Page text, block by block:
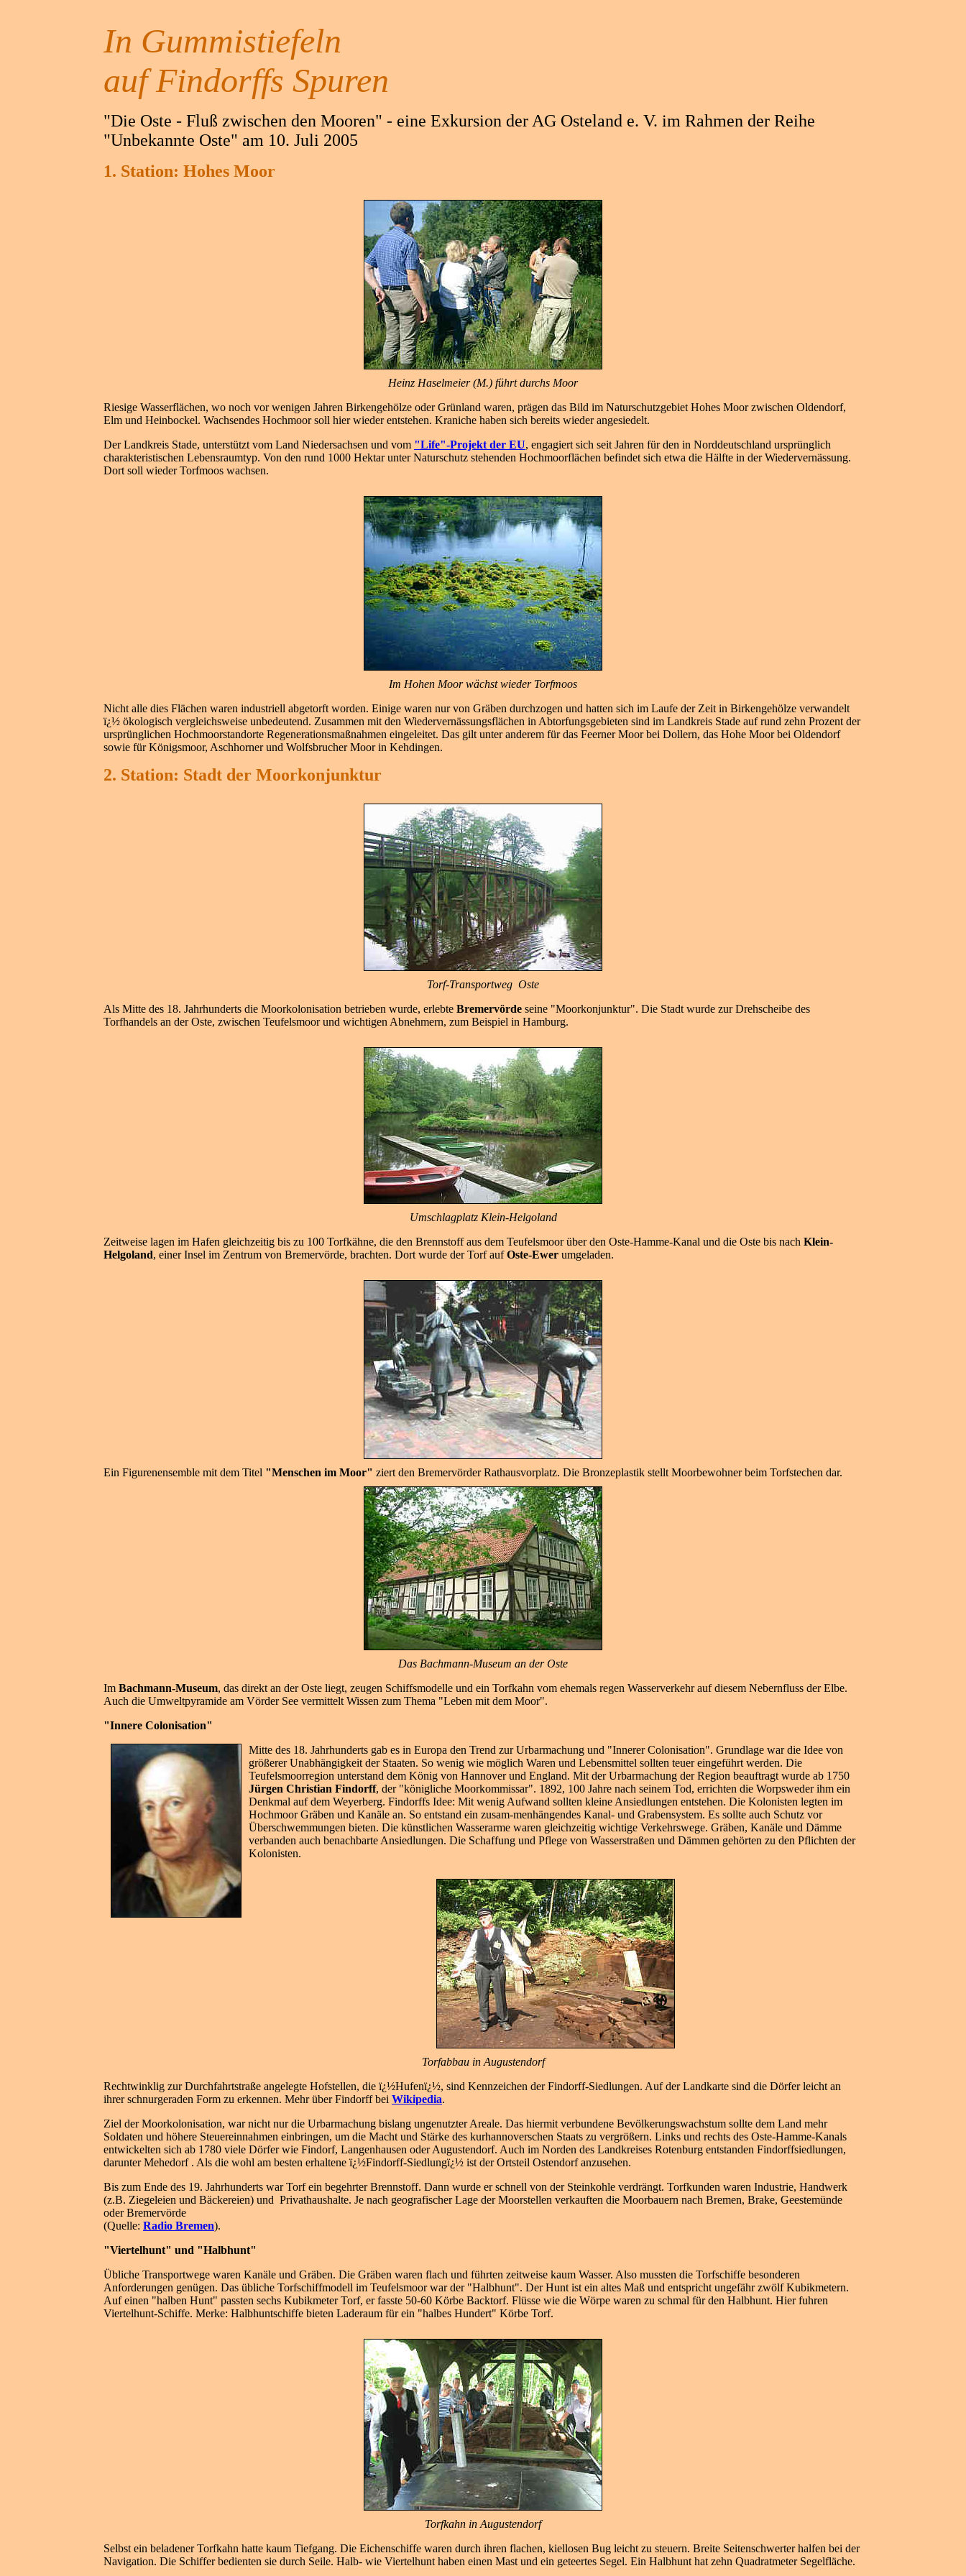
In Gummistiefeln
auf Findorffs Spuren
"Die Oste - Fluß zwischen den Mooren" - eine Exkursion der AG Osteland e. V. im Rahmen der Reihe
"Unbekannte Oste" am 10. Juli 2005
1. Station: Hohes Moor
Heinz Haselmeier (M.) führt durchs Moor
Riesige Wasserflächen, wo noch vor wenigen Jahren Birkengehölze oder Grünland waren, prägen das Bild im Naturschutzgebiet Hohes Moor zwischen Oldendorf,
Elm und Heinbockel. Wachsendes Hochmoor soll hier wieder entstehen. Kraniche haben sich bereits wieder angesiedelt.
Der Landkreis Stade, unterstützt vom Land Niedersachsen und vom "Life"-Projekt der EU, engagiert sich seit Jahren für den in Norddeutschland ursprünglich
charakteristischen Lebensraumtyp. Von den rund 1000 Hektar unter Naturschutz stehenden Hochmoorflächen befindet sich etwa die Hälfte in der Wiedervernässung.
Dort soll wieder Torfmoos wachsen.
Im Hohen Moor wächst wieder Torfmoos
Nicht alle dies Flächen waren industriell abgetorft worden. Einige waren nur von Gräben durchzogen und hatten sich im Laufe der Zeit in Birkengehölze verwandelt
ï¿½ ökologisch vergleichsweise unbedeutend. Zusammen mit den Wiedervernässungsflächen in Abtorfungsgebieten sind im Landkreis Stade auf rund zehn Prozent der
ursprünglichen Hochmoorstandorte Regenerationsmaßnahmen eingeleitet. Das gilt unter anderem für das Feerner Moor bei Dollern, das Hohe Moor bei Oldendorf
sowie für Königsmoor, Aschhorner und Wolfsbrucher Moor in Kehdingen.
2. Station: Stadt der Moorkonjunktur
Torf-Transportweg Oste
Als Mitte des 18. Jahrhunderts die Moorkolonisation betrieben wurde, erlebte Bremervörde seine "Moorkonjunktur". Die Stadt wurde zur Drehscheibe des
Torfhandels an der Oste, zwischen Teufelsmoor und wichtigen Abnehmern, zum Beispiel in Hamburg.
Umschlagplatz Klein-Helgoland
Zeitweise lagen im Hafen gleichzeitig bis zu 100 Torfkähne, die den Brennstoff aus dem Teufelsmoor über den Oste-Hamme-Kanal und die Oste bis nach Klein-
Helgoland, einer Insel im Zentrum von Bremervörde, brachten. Dort wurde der Torf aufOste-Ewer umgeladen.
Ein Figurenensemble mit dem Titel "Menschen im Moor" ziert den Bremervörder Rathausvorplatz. Die Bronzeplastik stellt Moorbewohner beim Torfstechen dar.
Das Bachmann-Museum an der Oste
Im Bachmann-Museum, das direkt an der Oste liegt, zeugen Schiffsmodelle und ein Torfkahn vom ehemals regen Wasserverkehr auf diesem Nebernfluss der Elbe.
Auch die Umweltpyramide am Vörder See vermittelt Wissen zum Thema "Leben mit dem Moor".
"Innere Colonisation"
Mitte des 18. Jahrhunderts gab es in Europa den Trend zur Urbarmachung und "Innerer Colonisation". Grundlage war die Idee von
größerer Unabhängigkeit der Staaten. So wenig wie möglich Waren und Lebensmittel sollten teuer eingeführt werden. Die
Teufelsmoorregion unterstand dem König von Hannover und England. Mit der Urbarmachung der Region beauftragt wurde ab 1750
Jürgen Christian Findorff, der "königliche Moorkommissar". 1892, 100 Jahre nach seinem Tod, errichten die Worpsweder ihm ein
Denkmal auf dem Weyerberg. Findorffs Idee: Mit wenig Aufwand sollten kleine Ansiedlungen entstehen. Die Kolonisten legten im
Hochmoor Gräben und Kanäle an. So entstand ein zusam-menhängendes Kanal- und Grabensystem. Es sollte auch Schutz vor
Überschwemmungen bieten. Die künstlichen Wasserarme waren gleichzeitig wichtige Verkehrswege. Gräben, Kanäle und Dämme
verbanden auch benachbarte Ansiedlungen. Die Schaffung und Pflege von Wasserstraßen und Dämmen gehörten zu den Pflichten der
Kolonisten.
Torfabbau in Augustendorf
Rechtwinklig zur Durchfahrtstraße angelegte Hofstellen, die ï¿½Hufenï¿½, sind Kennzeichen der Findorff-Siedlungen. Auf der Landkarte sind die Dörfer leicht an
ihrer schnurgeraden Form zu erkennen. Mehr über Findorff bei Wikipedia.
Ziel der Moorkolonisation, war nicht nur die Urbarmachung bislang ungenutzter Areale. Das hiermit verbundene Bevölkerungswachstum sollte dem Land mehr
Soldaten und höhere Steuereinnahmen einbringen, um die Macht und Stärke des kurhannoverschen Staats zu vergrößern. Links und rechts des Oste-Hamme-Kanals
entwickelten sich ab 1780 viele Dörfer wie Findorf, Langenhausen oder Augustendorf. Auch im Norden des Landkreises Rotenburg entstanden Findorffsiedlungen,
darunter Mehedorf . Als die wohl am besten erhaltene ï¿½Findorff-Siedlungï¿½ ist der Ortsteil Ostendorf anzusehen.
Bis zum Ende des 19. Jahrhunderts war Torf ein begehrter Brennstoff. Dann wurde er schnell von der Steinkohle verdrängt. Torfkunden waren Industrie, Handwerk
(z.B. Ziegeleien und Bäckereien) und Privathaushalte. Je nach geografischer Lage der Moorstellen verkauften die Moorbauern nach Bremen, Brake, Geestemünde
oder Bremervörde
(Quelle: Radio Bremen).
"Viertelhunt" und "Halbhunt"
Übliche Transportwege waren Kanäle und Gräben. Die Gräben waren flach und führten zeitweise kaum Wasser. Also mussten die Torfschiffe besonderen
Anforderungen genügen. Das übliche Torfschiffmodell im Teufelsmoor war der "Halbhunt". Der Hunt ist ein altes Maß und entspricht ungefähr zwölf Kubikmetern.
Auf einen "halben Hunt" passten sechs Kubikmeter Torf, er fasste 50-60 Körbe Backtorf. Flüsse wie die Wörpe waren zu schmal für den Halbhunt. Hier fuhren
Viertelhunt-Schiffe. Merke: Halbhuntschiffe bieten Laderaum für ein "halbes Hundert" Körbe Torf.
Torfkahn in Augustendorf
Selbst ein beladener Torfkahn hatte kaum Tiefgang. Die Eichenschiffe waren durch ihren flachen, kiellosen Bug leicht zu steuern. Breite Seitenschwerter halfen bei der
Navigation. Die Schiffer bedienten sie durch Seile. Halb- wie Viertelhunt haben einen Mast und ein geteertes Segel. Ein Halbhunt hat zehn Quadratmeter Segelfläche.